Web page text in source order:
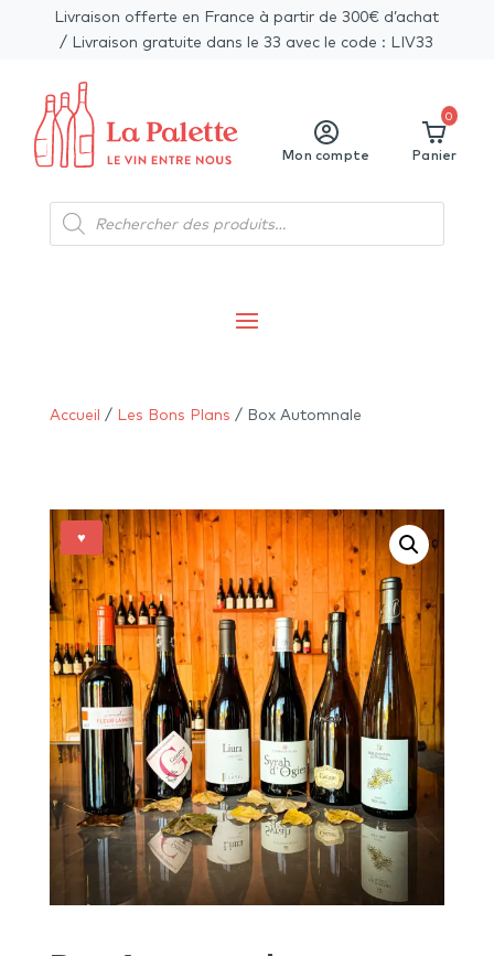
Livraison offerte en France à partir de 300€ d’achat
/ Livraison gratuite dans le 33 avec le code : LIV33
Mon compte Panier
0
Recherche
de
produits
Accueil / Les Bons Plans / Box Automnale
♥